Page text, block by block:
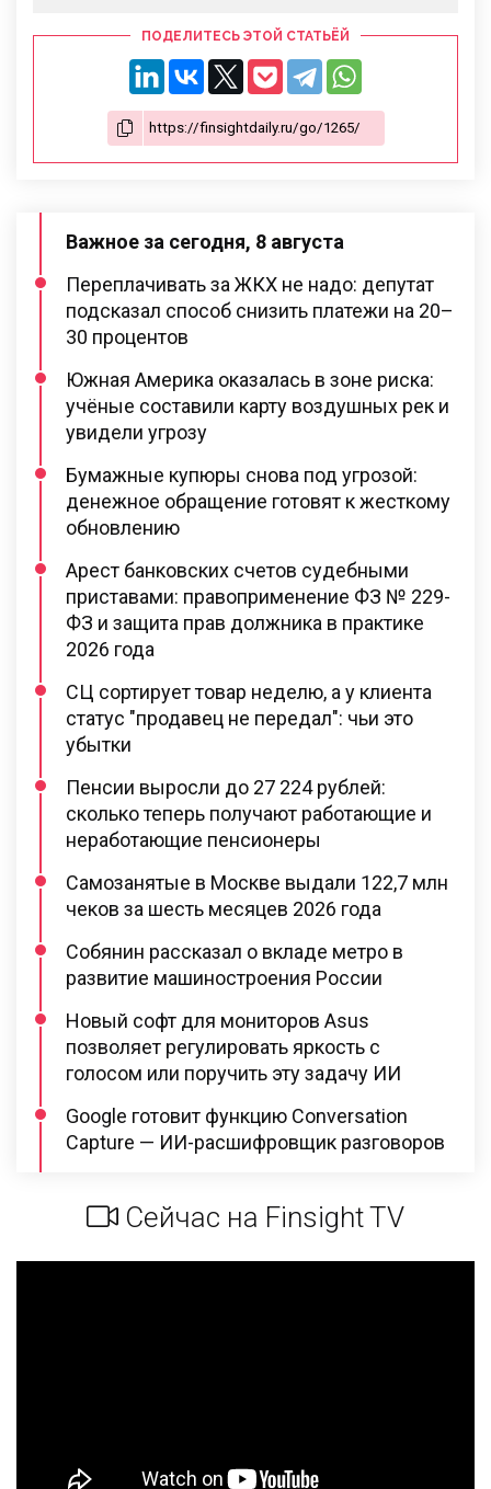
ПОДЕЛИТЕСЬ ЭТОЙ СТАТЬЁЙ
Важное за сегодня, 8 августа
Переплачивать за ЖКХ не надо: депутат
подсказал способ снизить платежи на 20–
30 процентов
Южная Америка оказалась в зоне риска:
учёные составили карту воздушных рек и
увидели угрозу
Бумажные купюры снова под угрозой:
денежное обращение готовят к жесткому
обновлению
Арест банковских счетов судебными
приставами: правоприменение ФЗ № 229-
ФЗ и защита прав должника в практике
2026 года
СЦ сортирует товар неделю, а у клиента
статус "продавец не передал": чьи это
убытки
Пенсии выросли до 27 224 рублей:
сколько теперь получают работающие и
неработающие пенсионеры
Самозанятые в Москве выдали 122,7 млн
чеков за шесть месяцев 2026 года
Собянин рассказал о вкладе метро в
развитие машиностроения России
Новый софт для мониторов Asus
позволяет регулировать яркость с
голосом или поручить эту задачу ИИ
Google готовит функцию Conversation
Capture — ИИ-расшифровщик разговоров
Сейчас на Finsight TV